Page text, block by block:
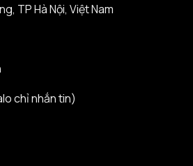
TP Hà Nội, Việt Nam
chỉ nhắn tin)